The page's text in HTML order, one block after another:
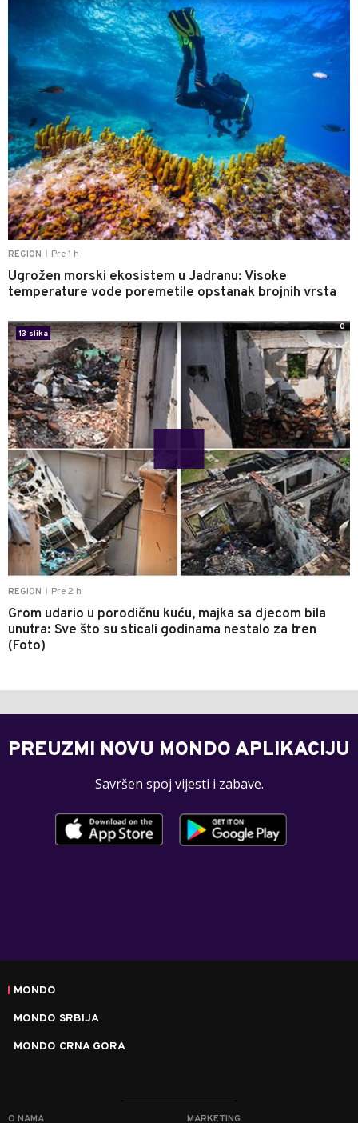
REGION Pre 1 h
Ugrožen morski ekosistem u Jadranu: Visoke
temperature vode poremetile opstanak brojnih vrsta
REGION Pre 2 h
Grom udario u porodičnu kuću, majka sa djecom bila
unutra: Sve što su sticali godinama nestalo za tren
(Foto)
13 slika
0
PREUZMI NOVU MONDO APLIKACIJU
Savršen spoj vijesti i zabave.
MONDO
MONDO SRBIJA
MONDO CRNA GORA
O NAMA MARKETING